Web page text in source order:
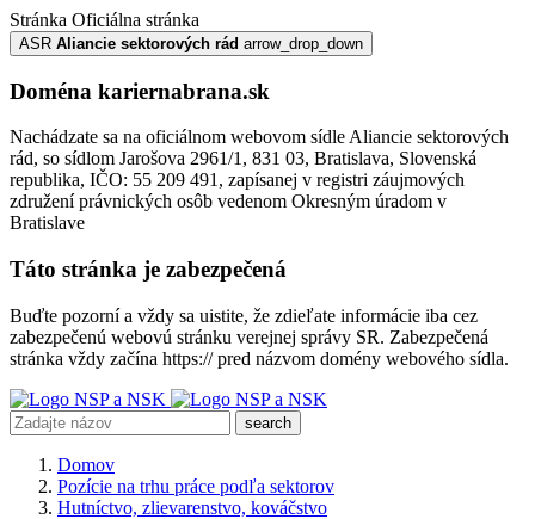
Stránka Oficiálna stránka
ASR Aliancie sektorových rád arrow_drop_down
Doména kariernabrana.sk
Nachádzate sa na oficiálnom webovom sídle Aliancie sektorových
rád, so sídlom Jarošova 2961/1, 831 03, Bratislava, Slovenská
republika, IČO: 55 209 491, zapísanej v registri záujmových
združení právnických osôb vedenom Okresným úradom v
Bratislave
Táto stránka je zabezpečená
Buďte pozorní a vždy sa uistite, že zdieľate informácie iba cez
zabezpečenú webovú stránku verejnej správy SR. Zabezpečená
stránka vždy začína https:// pred názvom domény webového sídla.
search
Domov
Pozície na trhu práce podľa sektorov
Hutníctvo, zlievarenstvo, kováčstvo